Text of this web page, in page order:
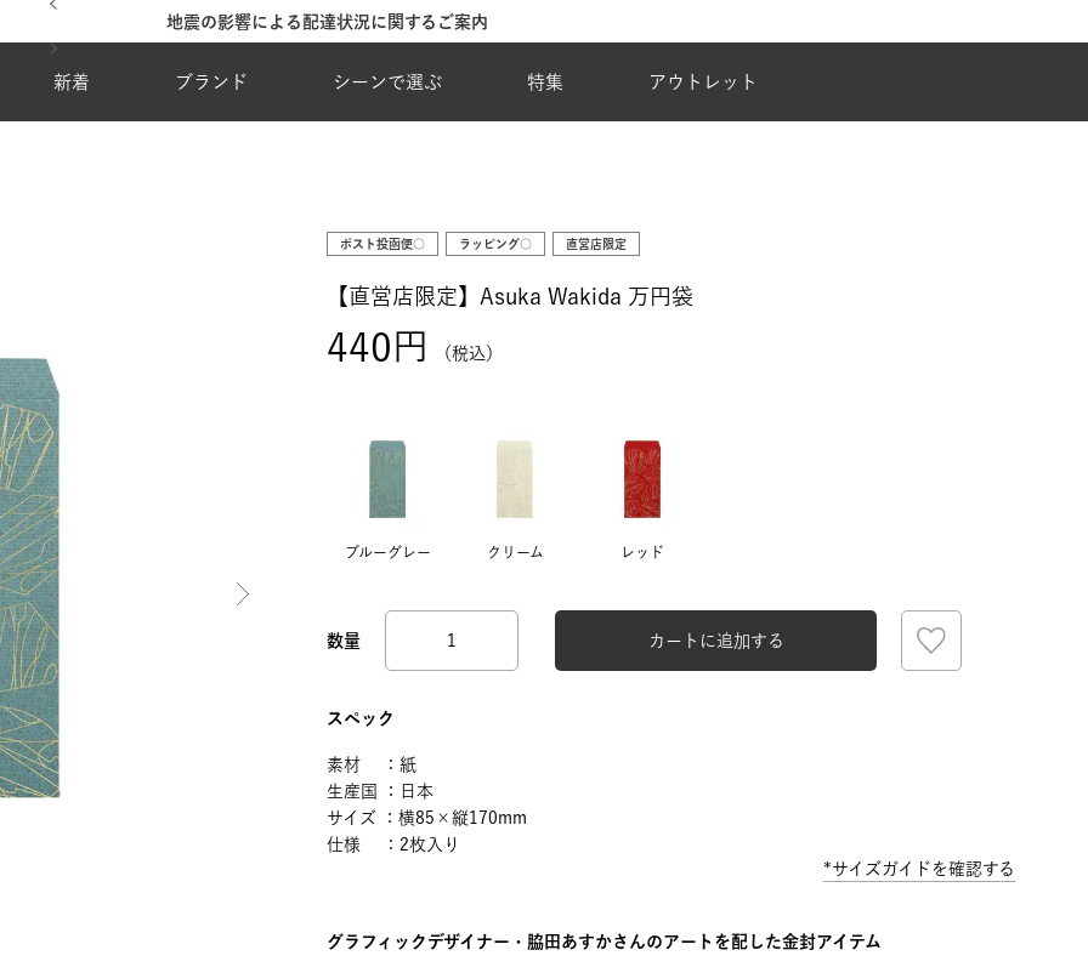
地震の影響による配達状況に関するご案内
新着 ブランド シーンで選ぶ 特集 アウトレット
ポスト投函便○ ラッピング○ 直営店限定
【直営店限定】Asuka Wakida 万円袋
440 税込
ブルーグレー クリーム レッド
カートに追加する
スペック
素材 ：紙
生産国 ：日本
サイズ ：横85×縦170mm
仕様 ：2枚入り
*サイズガイドを確認する
グラフィックデザイナー・脇田あすかさんのアートを配した金封アイテム